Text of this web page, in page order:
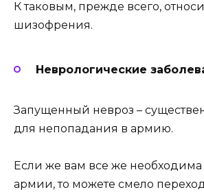
К таковым, прежде всего,
шизофрения.
Неврологические
Запущенный невроз –
для непопадания в армию.
Если же вам все же необходима
армии, то можете смело